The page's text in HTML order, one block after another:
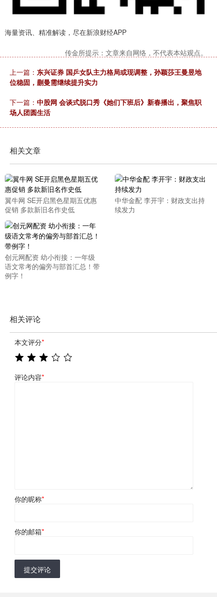
海量资讯、精准解读，尽在新浪财经APP
传金所提示：文章来自网络，不代表本站观点。
上一篇： 东兴证券 国乒女队主力格局或现调整，孙颖莎王曼昱地
位稳固，蒯曼需继续提升实力
下一篇： 中股网 会谈式脱口秀《她们下班后》新春播出，聚焦职
场人团圆生活
相关文章
翼牛网 SE开启黑色星期五优惠
促销 多款新旧名作史低
中华金配 李开宇：财政支出持
续发力
创元网配资 幼小衔接：一年级
语文常考的偏旁与部首汇总！带
例字！
相关评论
本文评分*
评论内容*
你的昵称*
你的邮箱*
提交评论